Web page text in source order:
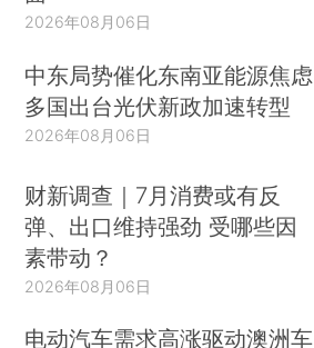
2026年08月06日
中东局势催化东南亚能源焦虑
多国出台光伏新政加速转型
2026年08月06日
财新调查｜7月消费或有反
弹、出口维持强劲 受哪些因
素带动？
2026年08月06日
电动汽车需求高涨驱动澳洲车